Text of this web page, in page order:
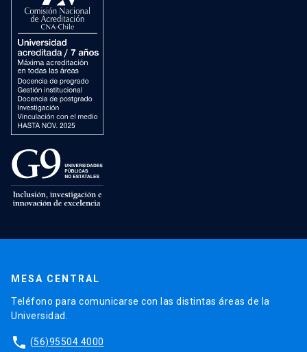
MESA CENTRAL
Teléfono para comunicarse con las distintas áreas de la
Universidad.
phone (56)95504 4000